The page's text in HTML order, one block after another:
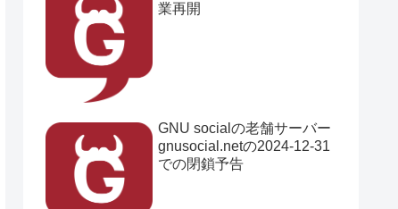
業再開
GNU socialの老舗サーバー
gnusocial.netの2024-12-31
での閉鎖予告